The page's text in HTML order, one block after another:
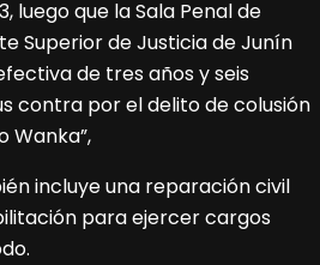
luego que la Sala Penal de
Superior de Justicia de Junín
de tres años y seis
contra por el delito de colusión
Wanka”,
incluye una reparación civil
para ejercer cargos